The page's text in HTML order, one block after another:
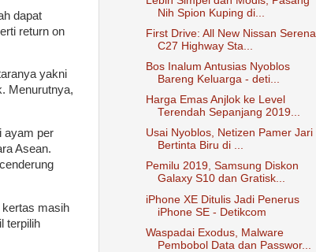
dapat
return on
yakni
Menurutnya,
ayam per
Asean.
kertas masih
terpilih
Nih Spion Kuping di...
First Drive: All New Nissan Serena
C27 Highway Sta...
Bos Inalum Antusias Nyoblos
Bareng Keluarga - deti...
Harga Emas Anjlok ke Level
Terendah Sepanjang 2019...
Usai Nyoblos, Netizen Pamer Jari
Bertinta Biru di ...
Pemilu 2019, Samsung Diskon
Galaxy S10 dan Gratisk...
iPhone XE Ditulis Jadi Penerus
iPhone SE - Detikcom
Waspadai Exodus, Malware
Pembobol Data dan Passwor...